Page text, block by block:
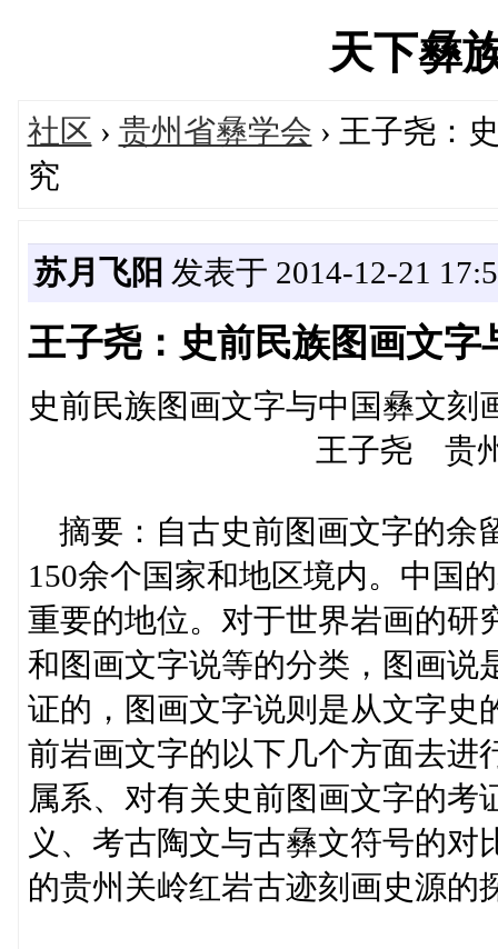
天下彝
社区 › 贵州省彝学会 › 王子尧：
究
苏月飞阳 发表于 2014-12-21
王子尧：史前民族图画文
史前民族图画文字与中
王子尧 贵州民
摘要：自古史前图画文字的
150余个国家和地区境内。中国
重要的地位。对于世界岩画的研
和图画文字说等的分类，图画说
证的，图画文字说则是从文字史
前岩画文字的以下几个方面去进
属系、对有关史前图画文字的
义、考古陶文与古彝文符号的
的贵州关岭红岩古迹刻画史源的